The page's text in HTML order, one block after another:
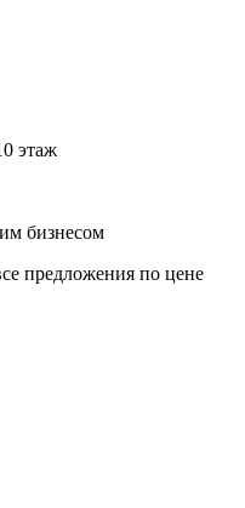
этаж
бизнесом
предложения по цене